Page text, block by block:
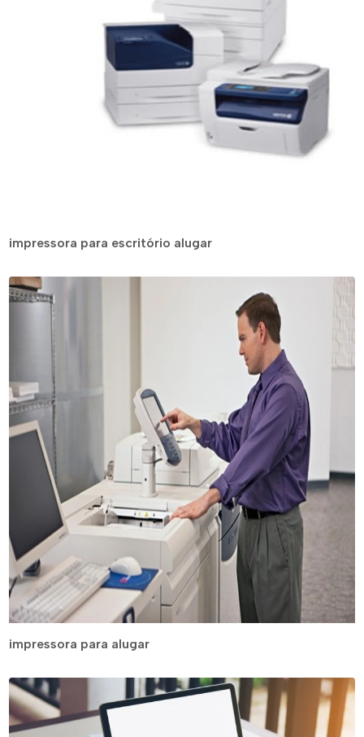
impressora para escritório alugar
impressora para alugar